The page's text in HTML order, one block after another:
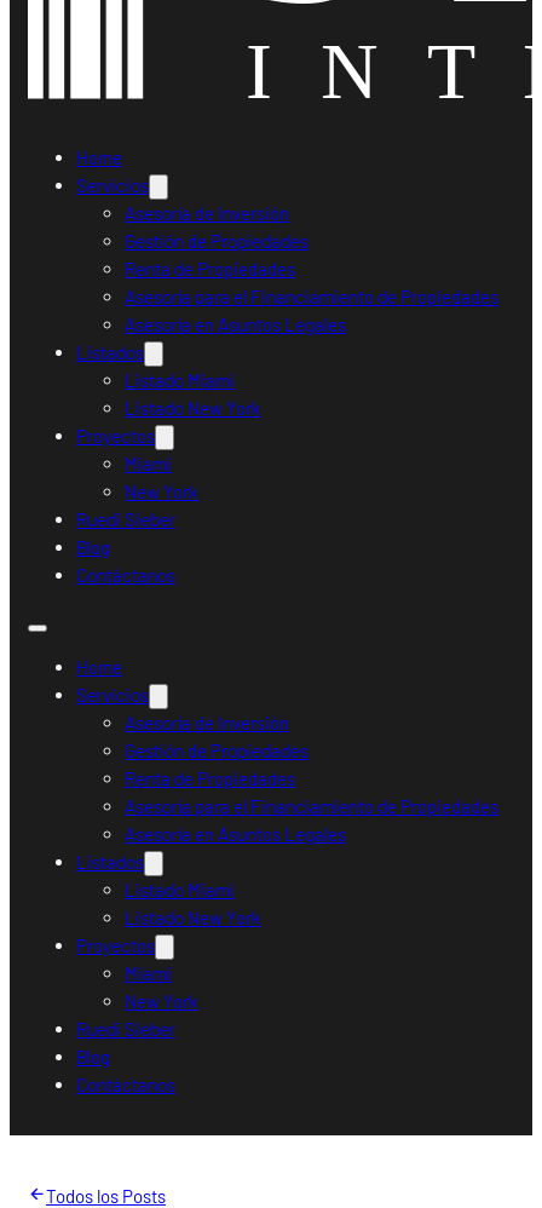
Home
Servicios
Asesoría de Inversión
Gestión de Propiedades
Renta de Propiedades
Asesoría para el Financiamiento de Propiedades
Asesoría en Asuntos Legales
Listados
Listado Miami
Listado New York
Proyectos
Miami
New York
Ruedi Sieber
Blog
Contáctanos
Home
Servicios
Asesoría de Inversión
Gestión de Propiedades
Renta de Propiedades
Asesoría para el Financiamiento de Propiedades
Asesoría en Asuntos Legales
Listados
Listado Miami
Listado New York
Proyectos
Miami
New York
Ruedi Sieber
Blog
Contáctanos
Todos los Posts